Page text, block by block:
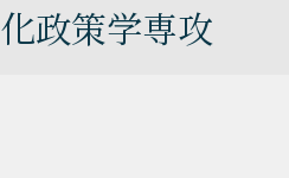
政策学専攻